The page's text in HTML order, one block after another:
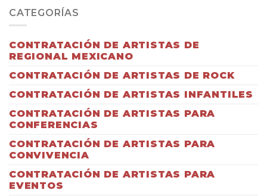
CATEGORÍAS
CONTRATACIÓN DE ARTISTAS DE
REGIONAL MEXICANO
CONTRATACIÓN DE ARTISTAS DE ROCK
CONTRATACIÓN DE ARTISTAS INFANTILES
CONTRATACIÓN DE ARTISTAS PARA
CONFERENCIAS
CONTRATACIÓN DE ARTISTAS PARA
CONVIVENCIA
CONTRATACIÓN DE ARTISTAS PARA
EVENTOS